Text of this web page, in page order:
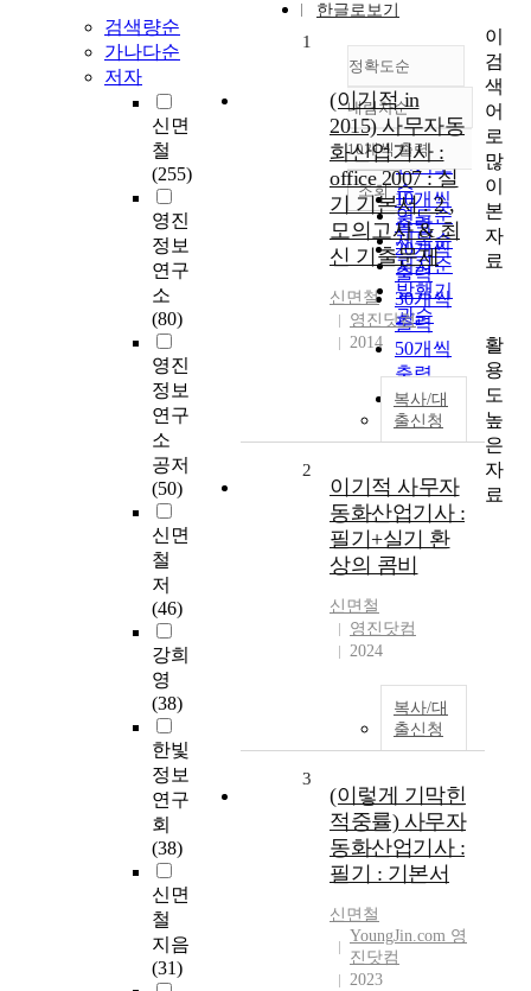
검색량순
가나다순
저자
신면
철
(255)
영진
정보
연구
소
(80)
영진
정보
연구
소
공저
(50)
신면
철
저
(46)
강희
영
(38)
한빛
정보
연구
회
(38)
신면
철
지음
(31)
한글로보기
정확도순
정확도
순
인기도
순
연도순
제목순
저자순
발행기
관순
내림차순
내림차순
10개씩 출력
10개씩
출력
20개씩
출력
30개씩
출력
50개씩
출력
100개씩
출력
조회
1
(이기적 in
2015) 사무자동
화산업기사 :
office 2007 : 실
기 기본서 . 2 ,
모의고사 & 최
신 기출문제
신면철
영진닷컴
2014
복사/대
출신청
2
이기적 사무자
동화산업기사 :
필기+실기 환
상의 콤비
신면철
영진닷컴
2024
복사/대
출신청
3
(이렇게 기막힌
적중률) 사무자
동화산업기사 :
필기 : 기본서
신면철
YoungJin.com 영
진닷컴
2023
이
검
색
어
로
많
이
본
자
료
활
용
도
높
은
자
료